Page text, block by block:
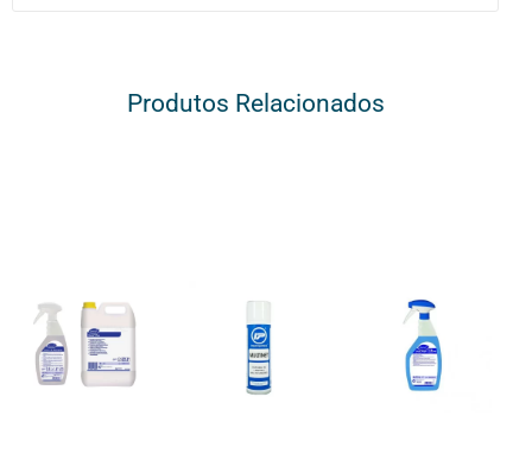
Produtos Relacionados